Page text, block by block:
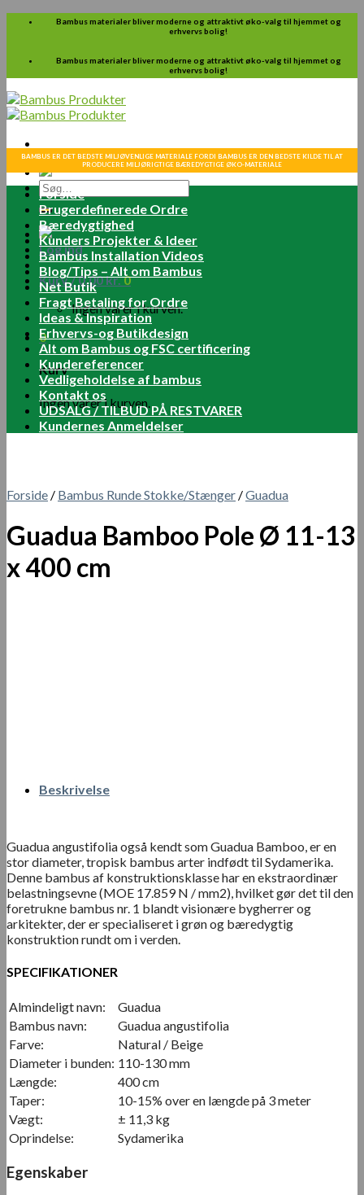
Skip
Bambus materialer bliver moderne og attraktivt øko-valg til hjemmet og
erhvervs bolig!
Bambus materialer bliver moderne og attraktivt øko-valg til hjemmet og
erhvervs bolig!
Søg
efter:
Log ind
Kurv /0.00kr.0
Ingen varer i kurven.
0
Kurv
Ingen varer i kurven.
BAMBUS ER DET BEDSTE MILJØVENLIGE MATERIALE FORDI BAMBUS ER DEN BEDSTE KILDE TIL AT
PRODUCERE MILJØRIGTIGE BÆREDYGTIGE ØKO-MATERIALE
Forside
Brugerdefinerede Ordre
Bæredygtighed
Kunders Projekter & Ideer
Bambus Installation Videos
Blog/Tips – Alt om Bambus
Net Butik
Fragt Betaling for Ordre
Ideas & Inspiration
Erhvervs-og Butikdesign
Alt om Bambus og FSC certificering
Kundereferencer
Vedligeholdelse af bambus
Kontakt os
UDSALG / TILBUD PÅ RESTVARER
Kundernes Anmeldelser
Forside / Bambus Runde Stokke/Stænger /Guadua
Guadua Bamboo Pole Ø 11-13
x 400 cm
Beskrivelse
Guadua angustifolia også kendt som Guadua Bamboo, er en
stor diameter, tropisk bambus arter indfødt til Sydamerika.
Denne bambus af konstruktionsklasse har en ekstraordinær
belastningsevne (MOE 17.859 N / mm2), hvilket gør det til den
foretrukne bambus nr. 1 blandt visionære bygherrer og
arkitekter, der er specialiseret i grøn og bæredygtig
konstruktion rundt om i verden.
SPECIFIKATIONER
Almindeligt navn:
Guadua
Bambus navn:
Guadua angustifolia
Farve:
Natural / Beige
Diameter i bunden: 110-130 mm
Længde:
400 cm
Taper:
10-15% over en længde på 3 meter
Vægt:
± 11,3 kg
Oprindelse:
Sydamerika
Egenskaber